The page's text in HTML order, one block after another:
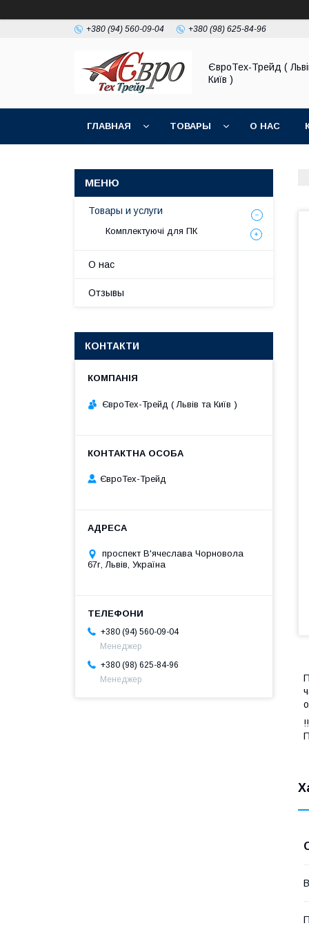
+380 (94) 560-09-04 +380 (98) 625-84-96
ЄвроТех-Трейд (
Київ )
ГЛАВНАЯ ТОВАРЫ О НАС
Товары и услуги
Комплектуючі для ПК
О нас
Отзывы
КОНТАКТИ
ЄвроТех-Трейд ( Львів та Київ )
ЄвроТех-Трейд
проспект В'ячеслава Чорновола
67г, Львів, Україна
+380 (94) 560-09-04
Менеджер
+380 (98) 625-84-96
Менеджер